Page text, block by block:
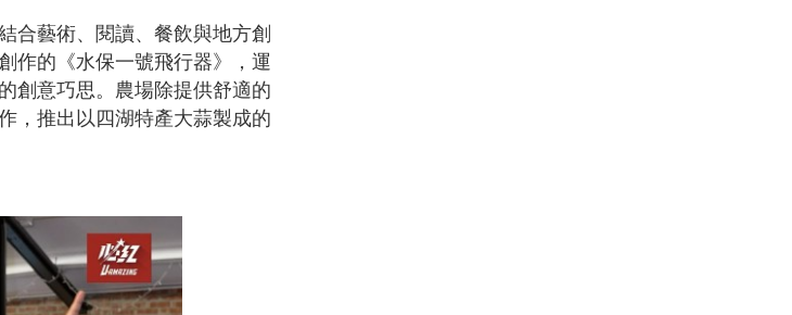
合藝術、閱讀、餐飲與地方創
作的《水保一號飛行器》，運
創意巧思。農場除提供舒適的
，推出以四湖特產大蒜製成的